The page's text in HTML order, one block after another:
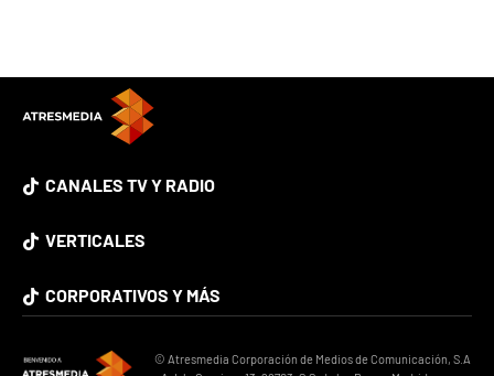
CANALES TV Y RADIO
VERTICALES
CORPORATIVOS Y MÁS
© Atresmedia Corporación de Medios de Comunicación, S.A